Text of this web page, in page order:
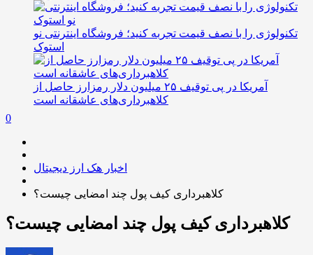
تکنولوژی را با نصف قیمت تجربه کنید؛ فروشگاه اینترنتی نو
استوک
آمریکا در پی توقیف ۲۵ میلیون دلار رمزارز حاصل از
کلاهبرداری‌های عاشقانه است
0
اخبار هک ارز دیجیتال
کلاهبرداری کیف پول چند امضایی چیست؟
کلاهبرداری کیف پول چند امضایی چیست؟